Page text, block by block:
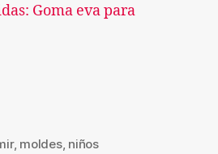
Goma eva para
, moldes, niños